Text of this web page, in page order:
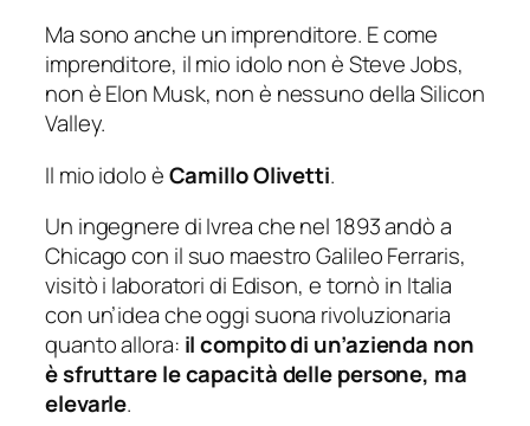
Ma sono anche un imprenditore. E come
imprenditore, il mio idolo non è Steve Jobs,
non è Elon Musk, non è nessuno della Silicon
Valley.
Il mio idolo èCamillo Olivetti.
Un ingegnere di Ivrea che nel 1893 andò a
Chicago con il suo maestro Galileo Ferraris,
visitò i laboratori di Edison, e tornò in Italia
con un’idea che oggi suona rivoluzionaria
quanto allora: il compito di un’azienda non
è sfruttare le capacità delle persone, ma
elevarle.